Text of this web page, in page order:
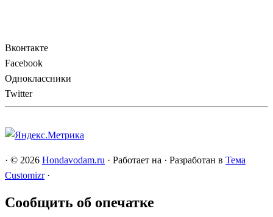
Вконтакте
Facebook
Одноклассники
Twitter
· © 2026 Hondavodam.ru · Работает на · Разработан в Тема
Customizr ·
Сообщить об опечатке